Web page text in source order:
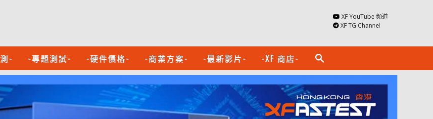
XF YouTube 頻道
XF TG Channel
- -專題測試- -硬件價格- -商業方案- -最新影片- -XF 商店- search